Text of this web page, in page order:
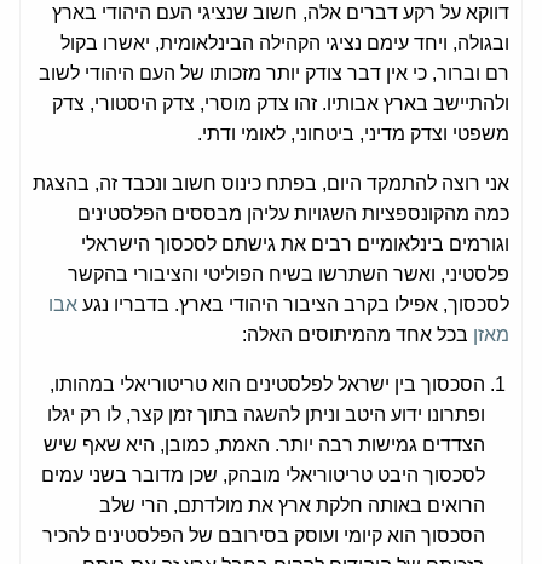
דווקא על רקע דברים אלה, חשוב שנציגי העם היהודי בארץ
ובגולה, ויחד עימם נציגי הקהילה הבינלאומית, יאשרו בקול
רם וברור, כי אין דבר צודק יותר מזכותו של העם היהודי לשוב
ולהתיישב בארץ אבותיו. זהו צדק מוסרי, צדק היסטורי, צדק
משפטי וצדק מדיני, ביטחוני, לאומי ודתי.
אני רוצה להתמקד היום, בפתח כינוס חשוב ונכבד זה, בהצגת
כמה מהקונספציות השגויות עליהן מבססים הפלסטינים
וגורמים בינלאומיים רבים את גישתם לסכסוך הישראלי
פלסטיני, ואשר השתרשו בשיח הפוליטי והציבורי בהקשר
לסכסוך, אפילו בקרב הציבור היהודי בארץ. בדבריו נגע אבו
מאזן בכל אחד מהמיתוסים האלה:
הסכסוך בין ישראל לפלסטינים הוא טריטוריאלי במהותו,
ופתרונו ידוע היטב וניתן להשגה בתוך זמן קצר, לו רק יגלו
הצדדים גמישות רבה יותר. האמת, כמובן, היא שאף שיש
לסכסוך היבט טריטוריאלי מובהק, שכן מדובר בשני עמים
הרואים באותה חלקת ארץ את מולדתם, הרי שלב
הסכסוך הוא קיומי ועוסק בסירובם של הפלסטינים להכיר